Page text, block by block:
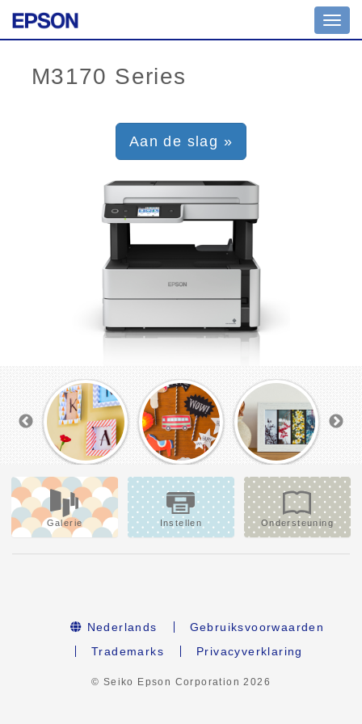
Aan de slag »
Galerie Instellen Ondersteuning
Nederlands
Gebruiksvoorwaarden
Trademarks
Privacyverklaring
© Seiko Epson Corporation2026